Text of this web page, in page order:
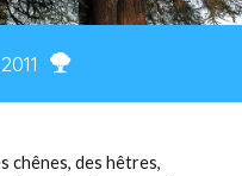
chênes, des hêtres,